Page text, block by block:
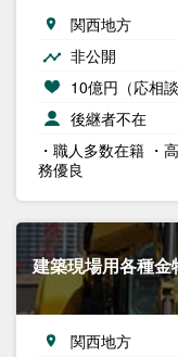
関西地方
非公開
10億円（応相談
後継者不在
・職人多数在籍 ・
務優良
建築現場用各種
関西地方